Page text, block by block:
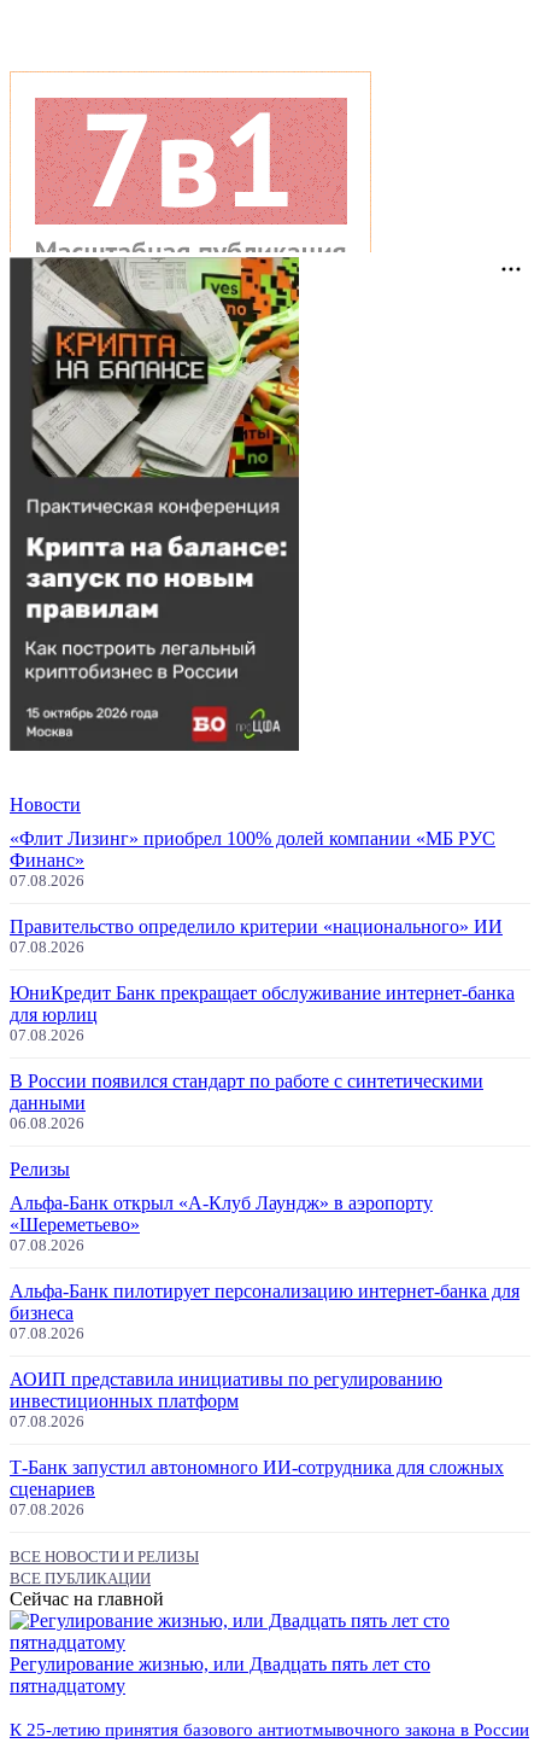
Новости
«Флит Лизинг» приобрел 100% долей компании «МБ РУС
Финанс»
07.08.2026
Правительство определило критерии «национального» ИИ
07.08.2026
ЮниКредит Банк прекращает обслуживание интернет-банка
для юрлиц
07.08.2026
В России появился стандарт по работе с синтетическими
данными
06.08.2026
Релизы
Альфа-Банк открыл «А-Клуб Лаундж» в аэропорту
«Шереметьево»
07.08.2026
Альфа-Банк пилотирует персонализацию интернет-банка для
бизнеса
07.08.2026
АОИП представила инициативы по регулированию
инвестиционных платформ
07.08.2026
Т-Банк запустил автономного ИИ-сотрудника для сложных
сценариев
07.08.2026
ВСЕ НОВОСТИ И РЕЛИЗЫ
ВСЕ ПУБЛИКАЦИИ
Сейчас на главной
Регулирование жизнью, или Двадцать пять лет сто
пятнадцатому
К 25-летию принятия базового антиотмывочного закона в России